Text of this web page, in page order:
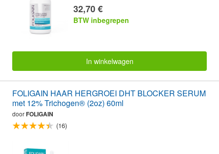
32,70 €
BTW inbegrepen
In winkelwagen
FOLIGAIN HAAR HERGROEI DHT BLOCKER SERUM
met 12% Trichogen® (2oz) 60ml
doorFOLIGAIN
(16)